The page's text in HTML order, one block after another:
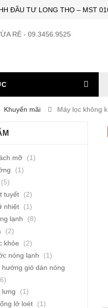
ĐẦU TƯ LONG THỌ – MST
Khuyến mãi Máy lọc không
mỡ
(1)
(1)
(5)
tuyết
(2)
nhiệt
(1)
lạnh
(8)
(2)
khỏe
(2)
nóng lạnh
(1)
hướng gió dàn nóng
lưng
(1)
lở loét
(1)